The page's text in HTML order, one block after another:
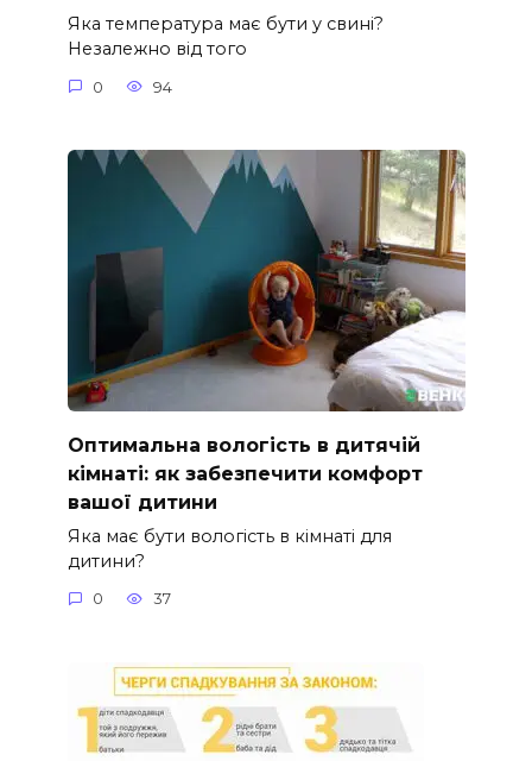
Яка температура має бути у свині?
Незалежно від того
0 94
Оптимальна вологість в дитячій
кімнаті: як забезпечити комфорт
вашої дитини
Яка має бути вологість в кімнаті для
дитини?
0 37